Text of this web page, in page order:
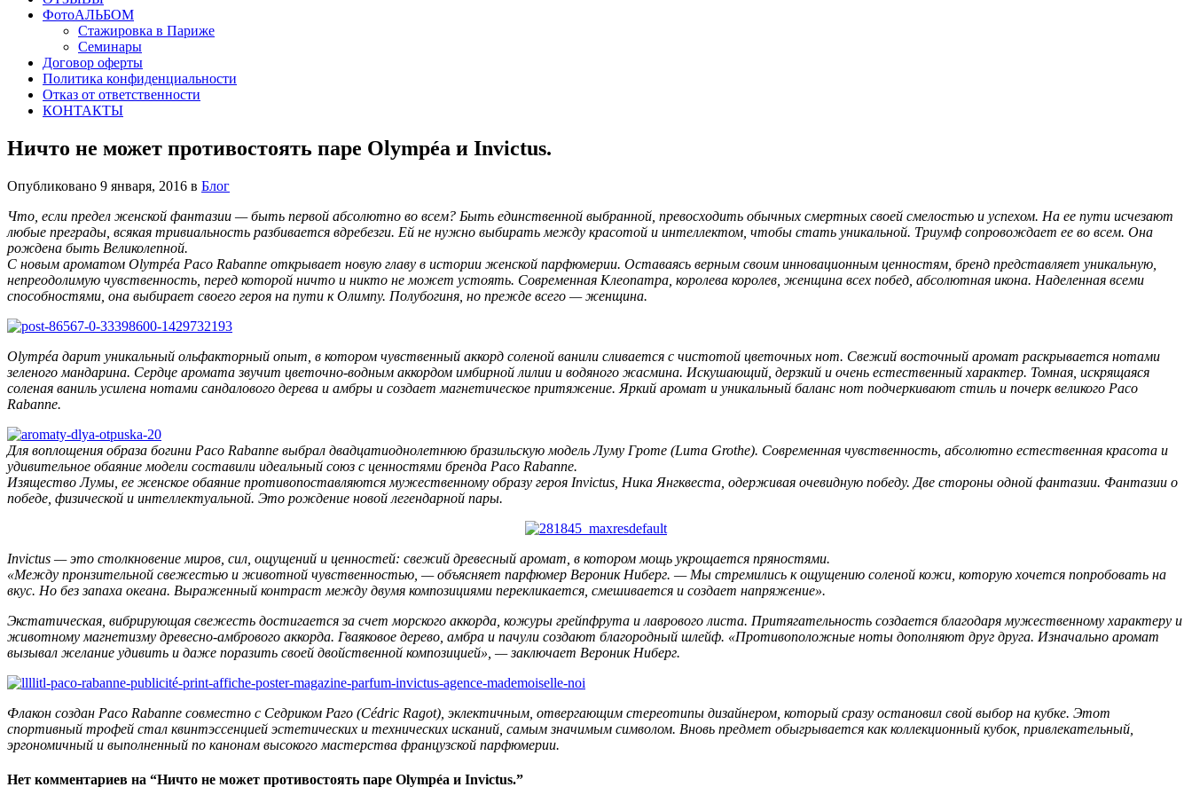
ФотоАЛЬБОМ
Стажировка в Париже
Семинары
Договор оферты
Политика конфиденциальности
Отказ от ответственности
КОНТАКТЫ
Ничто не может противостоять паре Olympéa и Invictus.
Опубликовано 9 января, 2016 в Блог
Что, если предел женской фантазии — быть первой абсолютно во всем? Быть единственной выбранной, превосходить обычных смертных своей смелостью и успехом. На ее пути исчезают
любые преграды, всякая тривиальность разбивается вдребезги. Ей не нужно выбирать между красотой и интеллектом, чтобы стать уникальной. Триумф сопровождает ее во всем. Она
рождена быть Великолепной.
С новым ароматом Olympéa Paco Rabanne открывает новую главу в истории женской парфюмерии. Оставаясь верным своим инновационным ценностям, бренд представляет уникальную,
непреодолимую чувственность, перед которой ничто и никто не может устоять. Современная Клеопатра, королева королев, женщина всех побед, абсолютная икона. Наделенная всеми
способностями, она выбирает своего героя на пути к Олимпу. Полубогиня, но прежде всего — женщина.
Olympéa дарит уникальный ольфакторный опыт, в котором чувственный аккорд соленой ванили сливается с чистотой цветочных нот. Свежий восточный аромат раскрывается нотами
зеленого мандарина. Сердце аромата звучит цветочно-водным аккордом имбирной лилии и водяного жасмина. Искушающий, дерзкий и очень естественный характер. Томная, искрящаяся
соленая ваниль усилена нотами сандалового дерева и амбры и создает магнетическое притяжение. Яркий аромат и уникальный баланс нот подчеркивают стиль и почерк великого Paco
Rabanne.
Для воплощения образа богини Paco Rabanne выбрал двадцатиоднолетнюю бразильскую модель Луму Гроте (Luma Grothe). Современная чувственность, абсолютно естественная красота и
удивительное обаяние модели составили идеальный союз с ценностями бренда Paco Rabanne.
Изящество Лумы, ее женское обаяние противопоставляются мужественному образу героя Invictus, Ника Янгквеста, одерживая очевидную победу. Две стороны одной фантазии. Фантазии о
победе, физической и интеллектуальной. Это рождение новой легендарной пары.
Invictus — это столкновение миров, сил, ощущений и ценностей: свежий древесный аромат, в котором мощь укрощается пряностями.
«Между пронзительной свежестью и животной чувственностью, — объясняет парфюмер Вероник Ниберг. — Мы стремились к ощущению соленой кожи, которую хочется попробовать на
вкус. Но без запаха океана. Выраженный контраст между двумя композициями перекликается, смешивается и создает напряжение».
Экстатическая, вибрирующая свежесть достигается за счет морского аккорда, кожуры грейпфрута и лаврового листа. Притягательность создается благодаря мужественному характеру и
животному магнетизму древесно-амбрового аккорда. Гваяковое дерево, амбра и пачули создают благородный шлейф. «Противоположные ноты дополняют друг друга. Изначально аромат
вызывал желание удивить и даже поразить своей двойственной композицией», — заключает Вероник Ниберг.
Флакон создан Paco Rabanne совместно с Седриком Раго (Cédric Ragot), эклектичным, отвергающим стереотипы дизайнером, который сразу остановил свой выбор на кубке. Этот
спортивный трофей стал квинтэссенцией эстетических и технических исканий, самым значимым символом. Вновь предмет обыгрывается как коллекционный кубок, привлекательный,
эргономичный и выполненный по канонам высокого мастерства французской парфюмерии.
Нет комментариев на “Ничто не может противостоять паре Olympéa и Invictus.”